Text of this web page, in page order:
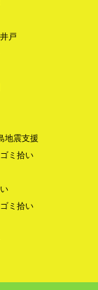
戸
地震支援
ミ拾い
ミ拾い